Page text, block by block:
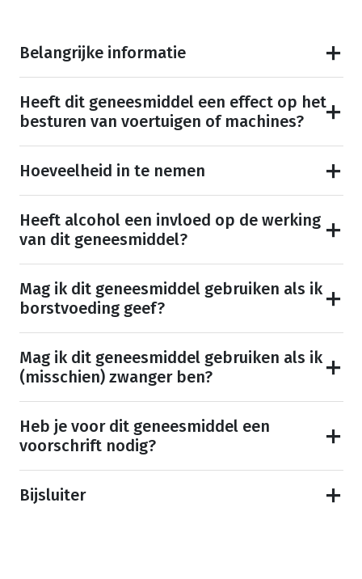
Belangrijke informatie
Heeft dit geneesmiddel een effect op het
besturen van voertuigen of machines?
Hoeveelheid in te nemen
Heeft alcohol een invloed op de werking
van dit geneesmiddel?
Mag ik dit geneesmiddel gebruiken als ik
borstvoeding geef?
Mag ik dit geneesmiddel gebruiken als ik
(misschien) zwanger ben?
Heb je voor dit geneesmiddel een
voorschrift nodig?
Bijsluiter